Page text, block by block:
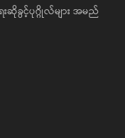
းဆိုခွင့်ပုဂ္ဂိုလ်များ အမည်